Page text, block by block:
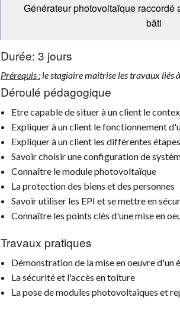
Générateur photovoltaïque raccordé
bâti
Durée: 3 jours
Prérequis :le stagiaire maîtrise les travaux liés
Déroulé pédagogique
Etre capable de situer à un client le
Expliquer à un client le fonctionnement
Expliquer à un client les différentes
Savoir choisir une configuration de
Connaître le module photovoltaïque
La protection des biens et des personnes
Savoir utiliser les EPI et se mettre en
Connaître les points clés d'une mise en
Travaux pratiques
Démonstration de la mise en oeuvre d'un
La sécurité et l'accès en toiture
La pose de modules photovoltaïques et